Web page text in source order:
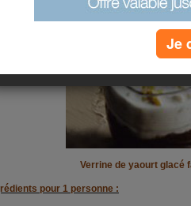
les amoureux de chocolat, voici un
Verrine de yaourt glacé
pour 1 personne :
Je